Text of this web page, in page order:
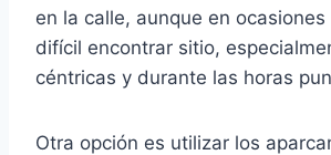
en la calle, aunque en
difícil encontrar sitio,
céntricas y durante las horas
Otra opción es utilizar los